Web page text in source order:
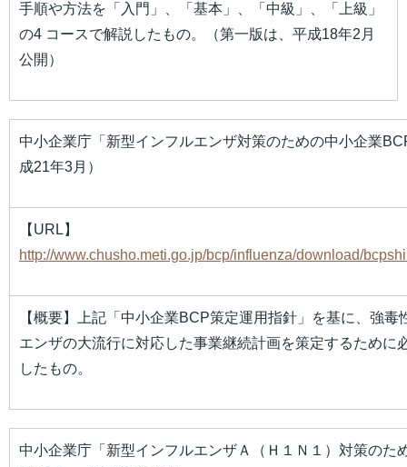
手順や方法を「入門」、「基本」、「中級」、「上級」
の4 コースで解説したもの。（第一版は、平成18年2月
公開）
中小企業庁「新型インフルエンザ対策のための中小企業
成21年3月）
【URL】
http://www.chusho.meti.go.jp/bcp/influenza/download/
【概要】上記「中小企業BCP策定運用指針」を基に、強毒
エンザの大流行に対応した事業継続計画を策定するために
したもの。
中小企業庁「新型インフルエンザＡ（Ｈ１Ｎ１）対策のた